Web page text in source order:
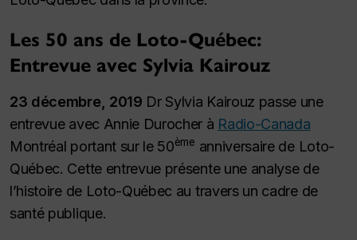
Les 50 ans de Loto-Québec:
Entrevue avec Sylvia Kairouz
23 décembre, 2019 Dr Sylvia Kairouz passe une
entrevue avec Annie Durocher à Radio-Canada
Montréal portant sur le 50ème anniversaire de Loto-
Québec. Cette entrevue présente une analyse de
l’histoire de Loto-Québec au travers un cadre de
santé publique.